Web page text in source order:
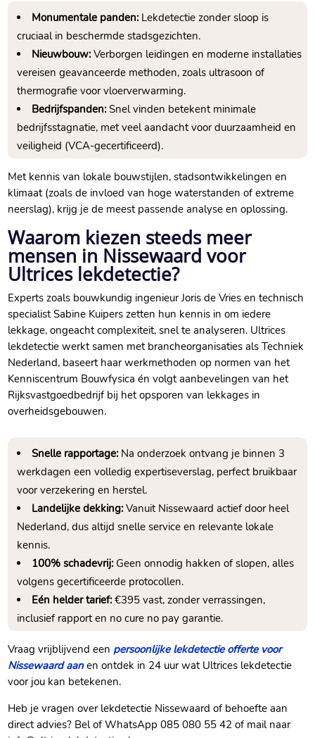
Monumentale panden:Lekdetectie zonder sloop is
cruciaal in beschermde stadsgezichten.​
Nieuwbouw:Verborgen leidingen en moderne installaties
vereisen geavanceerde methoden, zoals ultrasoon of
thermografie voor vloerverwarming.​
Bedrijfspanden:Snel vinden betekent minimale
bedrijfsstagnatie, met veel aandacht voor duurzaamheid en
veiligheid (VCA-gecertificeerd).​
Met kennis van lokale bouwstijlen, stadsontwikkelingen en
klimaat (zoals de invloed van hoge waterstanden of extreme
neerslag), krijg je de meest passende analyse en oplossing.​
Waarom kiezen steeds meer
mensen in Nissewaard voor
Ultrices lekdetectie?
Experts zoals bouwkundig ingenieur Joris de Vries en technisch
specialist Sabine Kuipers zetten hun kennis in om iedere
lekkage, ongeacht complexiteit, snel te analyseren.​ Ultrices
lekdetectie werkt samen met brancheorganisaties als Techniek
Nederland, baseert haar werkmethoden op normen van het
Kenniscentrum Bouwfysica én volgt aanbevelingen van het
Rijksvastgoedbedrijf bij het opsporen van lekkages in
overheidsgebouwen.​
Snelle rapportage:Na onderzoek ontvang je binnen 3
werkdagen een volledig expertiseverslag, perfect bruikbaar
voor verzekering en herstel.​
Landelijke dekking:Vanuit Nissewaard actief door heel
Nederland, dus altijd snelle service en relevante lokale
kennis.​
100% schadevrij:Geen onnodig hakken of slopen, alles
volgens gecertificeerde protocollen.​
Eén helder tarief:€395 vast, zonder verrassingen,
inclusief rapport en no cure no pay garantie.​
Vraag vrijblijvend een persoonlijke lekdetectie offerte voor
Nissewaard aanen ontdek in 24 uur wat Ultrices lekdetectie
voor jou kan betekenen.​
Heb je vragen over lekdetectie Nissewaard of behoefte aan
direct advies? Bel of WhatsApp 085 080 55 42 of mail naar